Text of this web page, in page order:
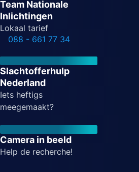
Team Nationale
Inlichtingen
Lokaal tarief
088 - 661 77 34
Slachtofferhulp
Nederland
Iets heftigs
meegemaakt?
Camera in beeld
Help de recherche!